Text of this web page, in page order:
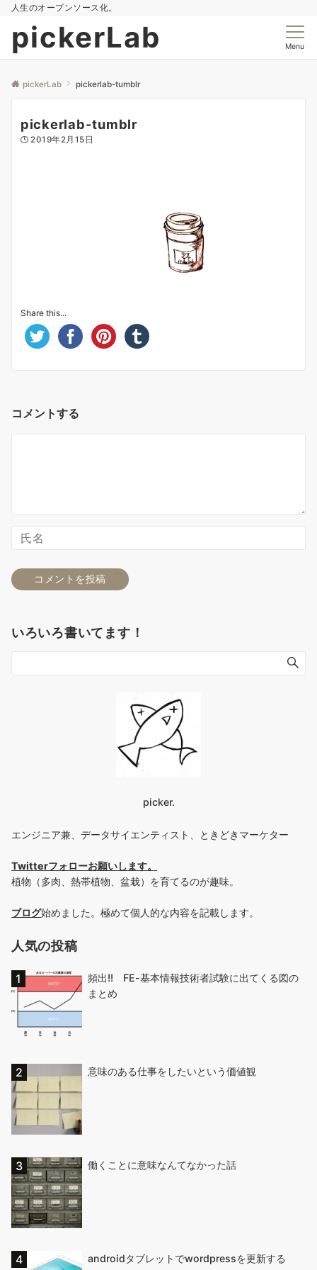
人生のオープンソース化。
pickerLab Menu
pickerLab pickerlab-tumblr
pickerlab-tumblr
2019年2月15日
Share this...
コメントする
いろいろ書いてます！
picker.
エンジニア兼、データサイエンティスト、ときどきマーケター
Twitterフォローお願いします。
植物（多肉、熱帯植物、盆栽）を育てるのが趣味。
ブログ始めました。極めて個人的な内容を記載します。
人気の投稿
頻出!! FE-基本情報技術者試験に出てくる図の
まとめ
意味のある仕事をしたいという価値観
働くことに意味なんてなかった話
androidタブレットでwordpressを更新する